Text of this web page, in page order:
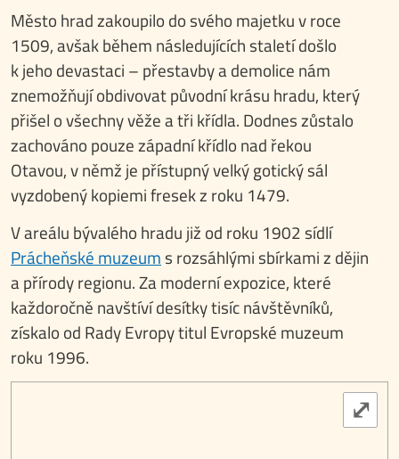
Město hrad zakoupilo do svého majetku v roce
1509, avšak během následujících staletí došlo
k jeho devastaci – přestavby a demolice nám
znemožňují obdivovat původní krásu hradu, který
přišel o všechny věže a tři křídla. Dodnes zůstalo
zachováno pouze západní křídlo nad řekou
Otavou, v němž je přístupný velký gotický sál
vyzdobený kopiemi fresek z roku 1479.
V areálu bývalého hradu již od roku 1902 sídlí
Prácheňské muzeum s rozsáhlými sbírkami z dějin
a přírody regionu. Za moderní expozice, které
každoročně navštíví desítky tisíc návštěvníků,
získalo od Rady Evropy titul Evropské muzeum
roku 1996.
⤢